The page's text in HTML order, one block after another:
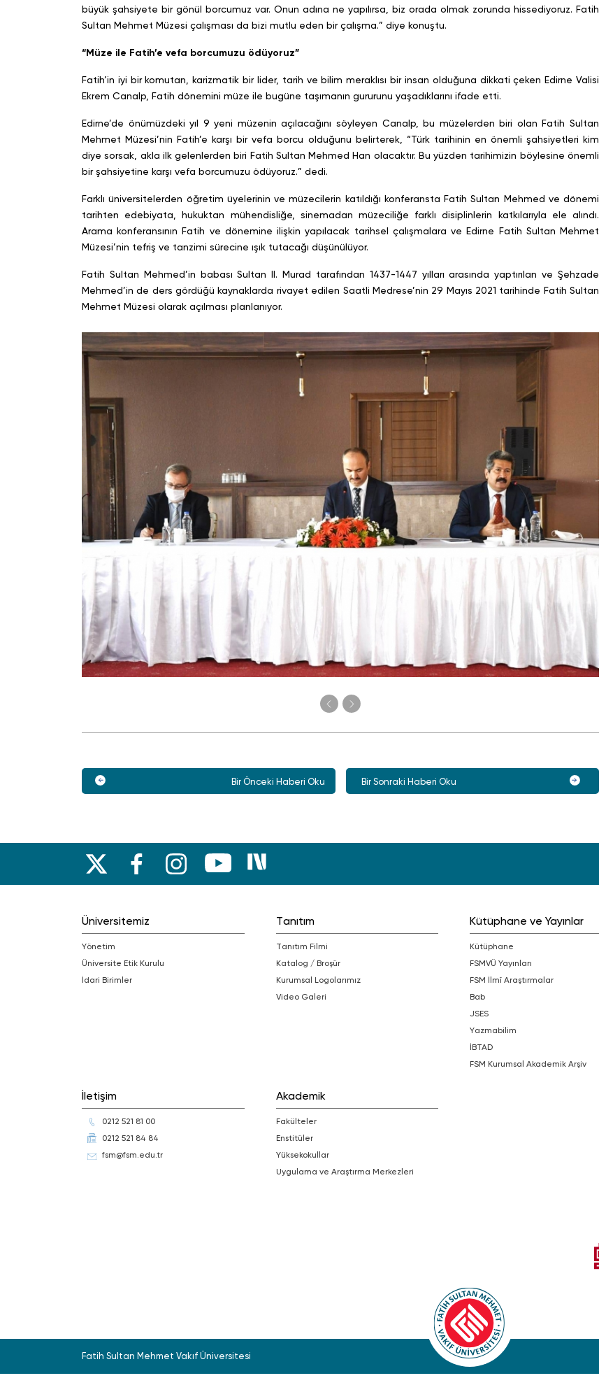
büyük şahsiyete bir gönül borcumuz var. Onun adına ne yapılırsa, biz orada olmak zorunda hissediyoruz. Fatih
Sultan Mehmet Müzesi çalışması da bizi mutlu eden bir çalışma.” diye konuştu.
“Müze ile Fatih’e vefa borcumuzu ödüyoruz”
Fatih’in iyi bir komutan, karizmatik bir lider, tarih ve bilim meraklısı bir insan olduğuna dikkati çeken Edirne Valisi
Ekrem Canalp, Fatih dönemini müze ile bugüne taşımanın gururunu yaşadıklarını ifade etti.
Edirne’de önümüzdeki yıl 9 yeni müzenin açılacağını söyleyen Canalp, bu müzelerden biri olan Fatih Sultan
Mehmet Müzesi’nin Fatih’e karşı bir vefa borcu olduğunu belirterek, “Türk tarihinin en önemli şahsiyetleri kim
diye sorsak, akla ilk gelenlerden biri Fatih Sultan Mehmed Han olacaktır. Bu yüzden tarihimizin böylesine önemli
bir şahsiyetine karşı vefa borcumuzu ödüyoruz.” dedi.
Farklı üniversitelerden öğretim üyelerinin ve müzecilerin katıldığı konferansta Fatih Sultan Mehmed ve dönemi
tarihten edebiyata, hukuktan mühendisliğe, sinemadan müzeciliğe farklı disiplinlerin katkılarıyla ele alındı.
Arama konferansının Fatih ve dönemine ilişkin yapılacak tarihsel çalışmalara ve Edirne Fatih Sultan Mehmet
Müzesi’nin tefriş ve tanzimi sürecine ışık tutacağı düşünülüyor.
Fatih Sultan Mehmed’in babası Sultan II. Murad tarafından 1437-1447 yılları arasında yaptırılan ve Şehzade
Mehmed’in de ders gördüğü kaynaklarda rivayet edilen Saatli Medrese’nin 29 Mayıs 2021 tarihinde Fatih Sultan
Mehmet Müzesi olarak açılması planlanıyor.
Bir Önceki Haberi Oku Bir Sonraki Haberi Oku
Üniversitemiz
Yönetim
Üniversite Etik Kurulu
İdari Birimler
Tanıtım
Tanıtım Filmi
Katalog / Broşür
Kurumsal Logolarımız
Video Galeri
Kütüphane ve Yayınlar
Kütüphane
FSMVÜ Yayınları
FSM İlmî Araştırmalar
bab
JSES
Yazmabilim
İBTAD
FSM Kurumsal Akademik Arşiv
İletişim
0212 521 81 00
0212 521 84 84
fsm@fsm.edu.tr
Akademik
Fakülteler
Enstitüler
Yüksekokullar
Uygulama ve Araştırma Merkezleri
Fatih Sultan Mehmet Vakıf Üniversitesi